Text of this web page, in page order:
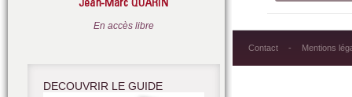
Contact Mentions
En accès libre
DECOUVRIR LE GUIDE